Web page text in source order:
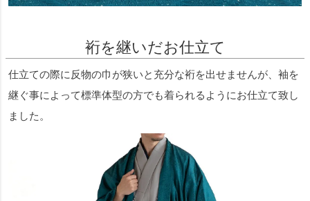
裄を継いだお仕立て
仕立ての際に反物の巾が狭いと充分な裄を出せませんが、袖を
継ぐ事によって標準体型の方でも着られるようにお仕立て致し
ました。